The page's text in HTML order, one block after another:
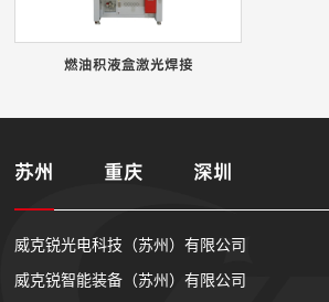
燃油积液盒激光焊接
苏州 重庆 深圳
威克锐光电科技（苏州）有限公司
威克锐智能装备（苏州）有限公司